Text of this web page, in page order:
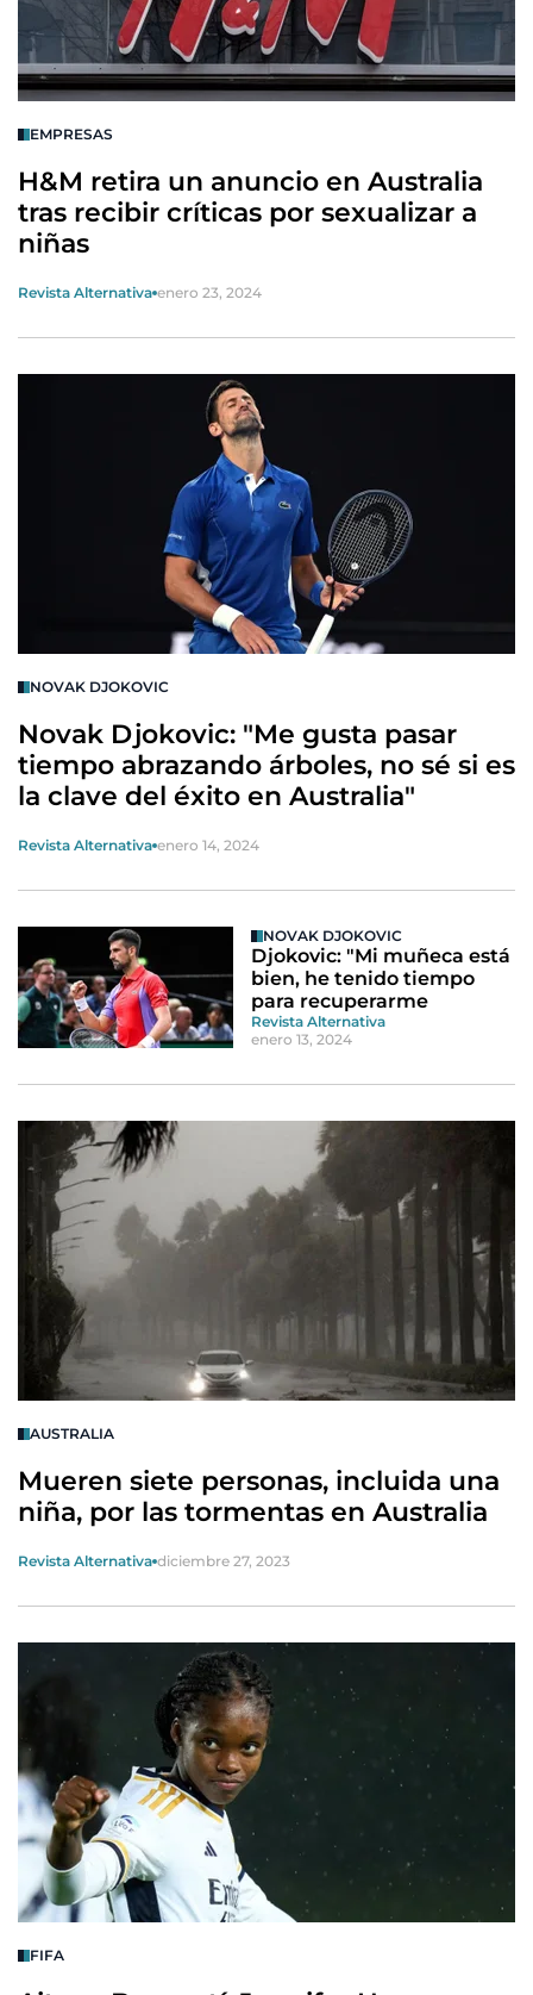
EMPRESAS
H&M retira un anuncio en Australia
tras recibir críticas por sexualizar a
niñas
Revista Alternativa enero 23, 2024
NOVAK DJOKOVIC
Novak Djokovic: "Me gusta pasar
tiempo abrazando árboles, no sé si es
la clave del éxito en Australia"
Revista Alternativa enero 14, 2024
NOVAK DJOKOVIC
Djokovic: "Mi muñeca está
bien, he tenido tiempo
para recuperarme
Revista Alternativa
enero 13, 2024
AUSTRALIA
Mueren siete personas, incluida una
niña, por las tormentas en Australia
Revista Alternativa diciembre 27, 2023
FIFA